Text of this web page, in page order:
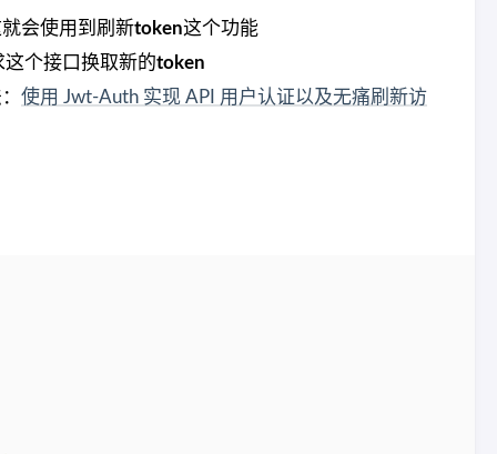
会使用到刷新token这个功能
这个接口换取新的token
使用 Jwt-Auth 实现 API 用户认证以及无痛刷新访